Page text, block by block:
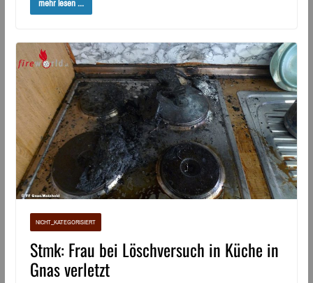
mehr lesen ...
NICHT_KATEGORISIERT
Stmk: Frau bei Löschversuch in Küche in
Gnas verletzt